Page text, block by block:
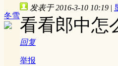
冬雪
发表于 2016-3-10 10:19 |
看看郎中怎
回复
举报